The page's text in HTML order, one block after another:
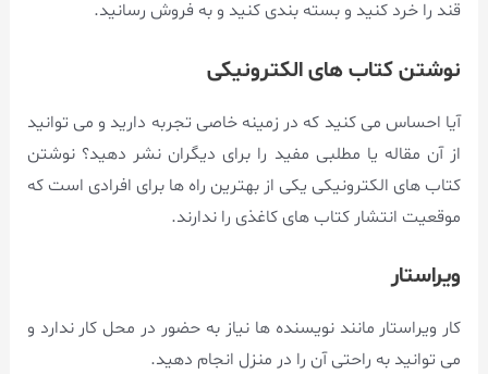
قند را خرد کنید و بسته بندی کنید و به فروش رسانید.
نوشتن کتاب های الکترونیکی
آیا احساس می کنید که در زمینه خاصی تجربه دارید و می توانید
از آن مقاله یا مطلبی مفید را برای دیگران نشر دهید؟ نوشتن
کتاب های الکترونیکی یکی از بهترین راه ها برای افرادی است که
موقعیت انتشار کتاب های کاغذی را ندارند.
ویراستار
کار ویراستار مانند نویسنده ها نیاز به حضور در محل کار ندارد و
می توانید به راحتی آن را در منزل انجام دهید.